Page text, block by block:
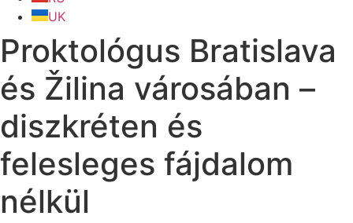
UK
Proktológus Bratislava
és Žilina városában –
diszkréten és
felesleges fájdalom
nélkül